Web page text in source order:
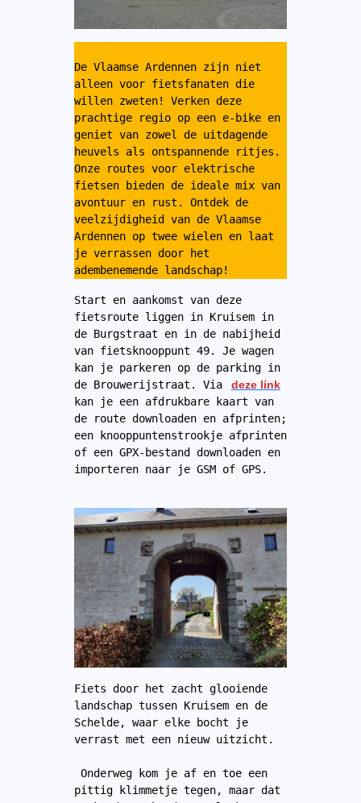
De Vlaamse Ardennen zijn niet
alleen voor fietsfanaten die
willen zweten! Verken deze
prachtige regio op een e-bike en
geniet van zowel de uitdagende
heuvels als ontspannende ritjes.
Onze routes voor elektrische
fietsen bieden de ideale mix van
avontuur en rust. Ontdek de
veelzijdigheid van de Vlaamse
Ardennen op twee wielen en laat
je verrassen door het
adembenemende landschap!
Start en aankomst van deze
fietsroute liggen in Kruisem in
de Burgstraat en in de nabijheid
van fietsknooppunt 49. Je wagen
kan je parkeren op de parking in
de Brouwerijstraat. Via
deze link
kan je een afdrukbare kaart van
de route downloaden en afprinten;
een knooppuntenstrookje afprinten
of een GPX-bestand downloaden en
importeren naar je GSM of GPS.
Fiets door het zacht glooiende
landschap tussen Kruisem en de
Schelde, waar elke bocht je
verrast met een nieuw uitzicht.
pittig klimmetje tegen, maar dat